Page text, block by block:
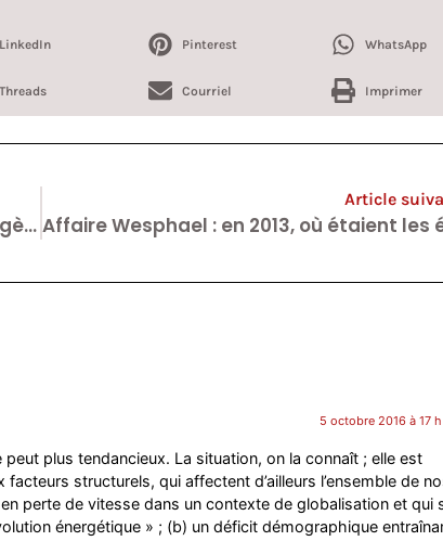
LinkedIn Pinterest WhatsApp
Threads Courriel Imprimer
La Belgique mauvaise en langues étrangères : l’info qui ne veut rien dire. On est juste moyens.
Article
5 octobre 2016 à 17
plus tendancieux. La situation, on la connaît ; elle est
structurels, qui affectent d’ailleurs l’ensemble de
perte de vitesse dans un contexte de globalisation et qui
énergétique » ; (b) un déficit démographique